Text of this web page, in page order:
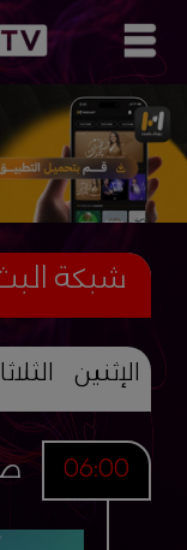
شبكة
الإثنين
06:00